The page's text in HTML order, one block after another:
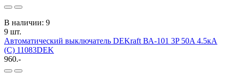
В наличии: 9
9 шт.
Автоматический выключатель DEKraft ВА-101 3P 50A 4.5кА
(C) 11083DEK
960.-